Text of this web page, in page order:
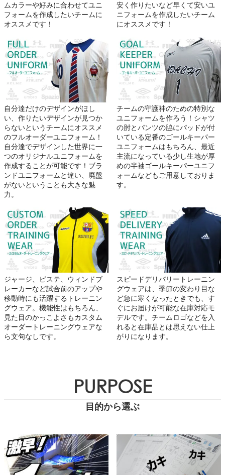
ムカラーや好みに合わせてユニ
フォームを作成したいチームに
オススメです！
安く作りたいなど早くて安いユ
ニフォームを作成したいチーム
にオススメです！
自分達だけのデザインがほし
い、作りたいデザインが見つか
らないというチームにオススメ
のフルオーダーユニフォーム！
自分達でデザインした世界に一
つのオリジナルユニフォームを
作成することが可能です！ブラ
ンドユニフォームと違い、廃盤
がないということも大きな魅
力。
チームの守護神のための特別な
ユニフォームを作ろう！シャツ
の肘とパンツの脇にパッドが付
いている定番のゴールキーパー
ユニフォームはもちろん、最近
主流になっている少し生地が厚
めの半袖ゴールキーパーユニフ
ォームなどもご用意しておりま
す。
ジャージ、ピステ、ウィンドブ
レーカーなど試合前のアップや
移動時にも活躍するトレーニン
グウェア。機能性はもちろん、
見た目のかっこよさもカスタム
オーダートレーニングウェアな
ら文句なしです。
スピードデリバリートレーニン
グウェアは、季節の変わり目な
ど急に寒くなったときでも、す
ぐにお届けが可能な在庫対応モ
デルです。チームロゴなどを入
れると在庫品とは思えない仕上
がりになります。
PURPOSE
目的から選ぶ